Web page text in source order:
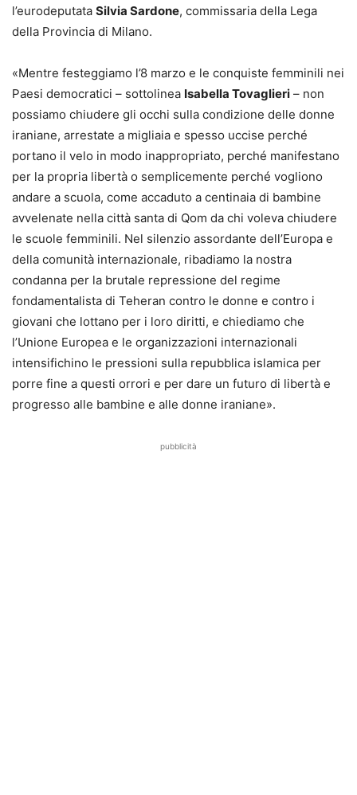
l’eurodeputata Silvia Sardone, commissaria della Lega
della Provincia di Milano.
«Mentre festeggiamo l’8 marzo e le conquiste femminili nei
Paesi democratici – sottolinea Isabella Tovaglieri – non
possiamo chiudere gli occhi sulla condizione delle donne
iraniane, arrestate a migliaia e spesso uccise perché
portano il velo in modo inappropriato, perché manifestano
per la propria libertà o semplicemente perché vogliono
andare a scuola, come accaduto a centinaia di bambine
avvelenate nella città santa di Qom da chi voleva chiudere
le scuole femminili. Nel silenzio assordante dell’Europa e
della comunità internazionale, ribadiamo la nostra
condanna per la brutale repressione del regime
fondamentalista di Teheran contro le donne e contro i
giovani che lottano per i loro diritti, e chiediamo che
l’Unione Europea e le organizzazioni internazionali
intensifichino le pressioni sulla repubblica islamica per
porre fine a questi orrori e per dare un futuro di libertà e
progresso alle bambine e alle donne iraniane».
pubblicità